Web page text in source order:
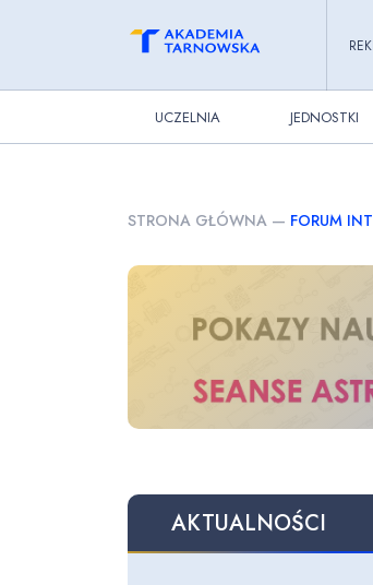
UCZELNIA JEDNOSTKI
STRONA GŁÓWNA — FORUM
AKTUALNOŚCI